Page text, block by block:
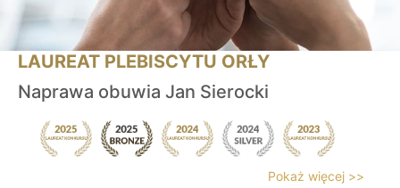
LAUREAT PLEBISCYTU ORŁY
Naprawa obuwia Jan Sierocki
Pokaż więcej >>